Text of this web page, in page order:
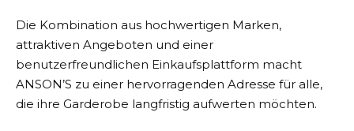
Die Kombination aus hochwertigen Marken,
attraktiven Angeboten und einer
benutzerfreundlichen Einkaufsplattform macht
ANSON’S zu einer hervorragenden Adresse für alle,
die ihre Garderobe langfristig aufwerten möchten.